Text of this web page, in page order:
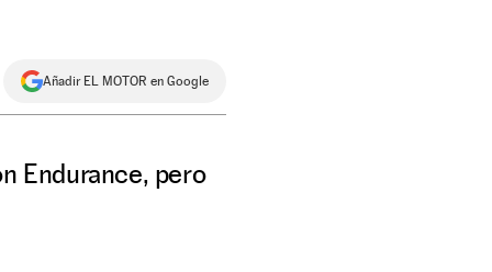
Añadir EL MOTOR en Google
Endurance, pero